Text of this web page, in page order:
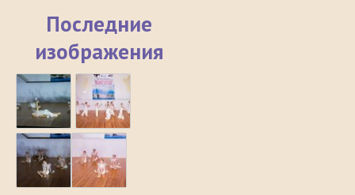
Последние
изображения